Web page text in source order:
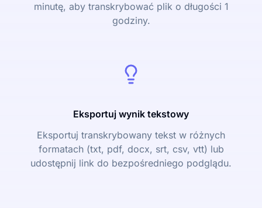
minutę, aby transkrybować plik o długości 1
godziny.
Eksportuj wynik tekstowy
Eksportuj transkrybowany tekst w różnych
formatach (txt, pdf, docx, srt, csv, vtt) lub
udostępnij link do bezpośredniego podglądu.